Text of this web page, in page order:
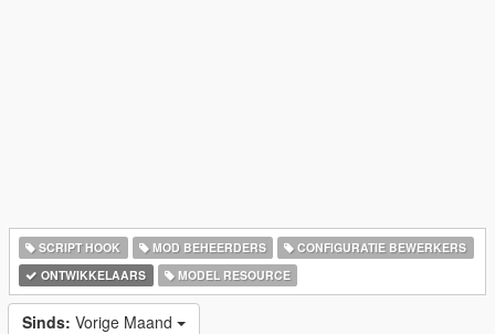
SCRIPT HOOK MOD BEHEERDERS
CONFIGURATIE BEWERKERS
ONTWIKKELAARS
MODEL RESOURCE
Sinds: Vorige Maand